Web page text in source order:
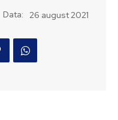
Data: 26 august 2021